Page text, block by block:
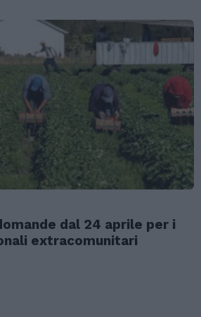
dal 24 aprile per i
extracomunitari